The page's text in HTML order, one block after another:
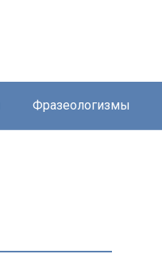
Фразеологизмы